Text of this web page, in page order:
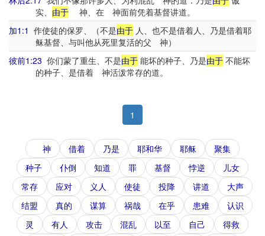
实、 由于神、在 神面前凭着基督讲道。
加1:1 作使徒的保罗、（不是由于 人、也不是借着人、乃是借着耶
稣基督、与叫他从死里复活的父 神）
彼前1:23 你们蒙了重生、不是由于 能坏的种子、乃是由于 不能坏
的种子、是借着 神活泼常存的道。
1
神 借着 乃是 耶和华 耶稣
聚集
种子
仆倒 知道 罪 基督 悖逆
儿女
常存
应对 义人 使徒 投降 讲道
大声
结盟
真的 谋算 祸哉 在乎 患难
认识
灵
有人 攻击 混乱 以至 自己 得救